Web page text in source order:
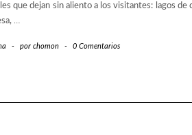
que dejan sin aliento a los visitantes: lagos de
…
- por chomon - 0 Comentarios